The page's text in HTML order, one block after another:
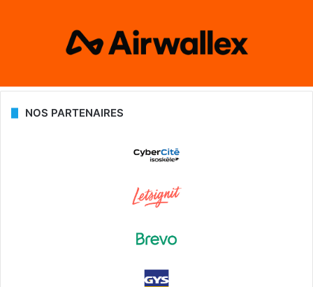
NOS PARTENAIRES